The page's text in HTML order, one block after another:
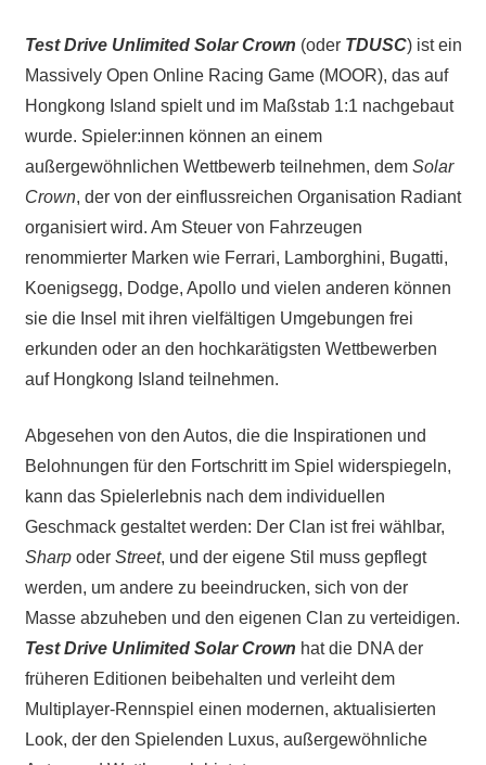
Test Drive Unlimited Solar Crown (oder TDUSC) ist ein
Massively Open Online Racing Game (MOOR), das auf
Hongkong Island spielt und im Maßstab 1:1 nachgebaut
wurde. Spieler:innen können an einem
außergewöhnlichen Wettbewerb teilnehmen, dem Solar
Crown, der von der einflussreichen Organisation Radiant
organisiert wird. Am Steuer von Fahrzeugen
renommierter Marken wie Ferrari, Lamborghini, Bugatti,
Koenigsegg, Dodge, Apollo und vielen anderen können
sie die Insel mit ihren vielfältigen Umgebungen frei
erkunden oder an den hochkarätigsten Wettbewerben
auf Hongkong Island teilnehmen.
Abgesehen von den Autos, die die Inspirationen und
Belohnungen für den Fortschritt im Spiel widerspiegeln,
kann das Spielerlebnis nach dem individuellen
Geschmack gestaltet werden: Der Clan ist frei wählbar,
Sharp oder Street, und der eigene Stil muss gepflegt
werden, um andere zu beeindrucken, sich von der
Masse abzuheben und den eigenen Clan zu verteidigen.
Test Drive Unlimited Solar Crown hat die DNA der
früheren Editionen beibehalten und verleiht dem
Multiplayer-Rennspiel einen modernen, aktualisierten
Look, der den Spielenden Luxus, außergewöhnliche